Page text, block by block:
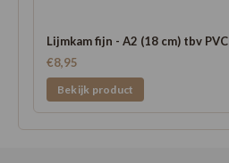
Lijmkam fijn - A2 (18 cm) tbv PVC
€8,95
Bekijk product